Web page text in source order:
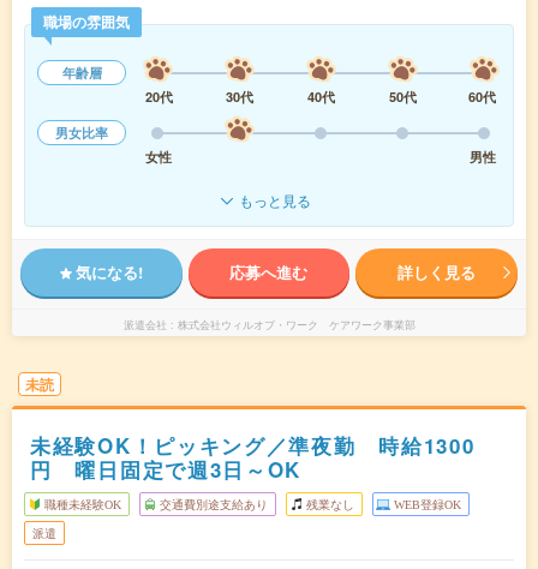
職場の雰囲気
年齢層
20代
30代 40代 50代
60代
男女比率
女性
男性
もっと見る
気になる! 応募へ進む 詳しく見る
派遣会社 株式会社ウィルオブ・ワーク ケアワーク事業部
未読
未経験OK！ピッキング／準夜勤 時給1300
円 曜日固定で週3日～OK
職種未経験OK 交通費別途支給あり 残業なし WEB登録OK
派遣